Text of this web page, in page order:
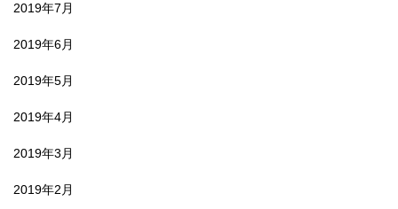
2019年7月
2019年6月
2019年5月
2019年4月
2019年3月
2019年2月